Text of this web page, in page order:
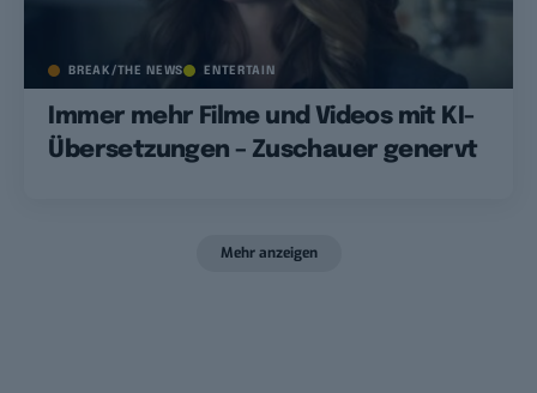
BREAK/THE NEWS ENTERTAIN
Immer mehr Filme und Videos mit KI-
Übersetzungen – Zuschauer genervt
Mehr anzeigen